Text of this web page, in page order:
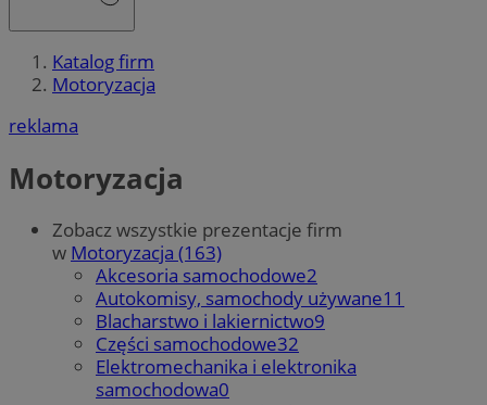
Katalog firm
Motoryzacja
reklama
Motoryzacja
Zobacz wszystkie prezentacje firm
w Motoryzacja (163)
Akcesoria samochodowe2
Autokomisy, samochody używane11
Blacharstwo i lakiernictwo9
Części samochodowe32
Elektromechanika i elektronika
samochodowa0